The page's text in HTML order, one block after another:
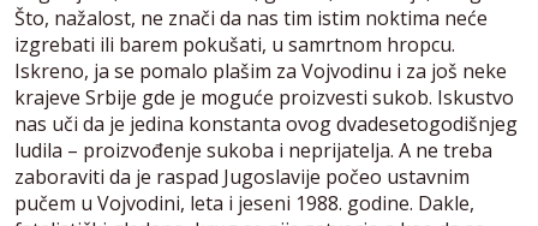
Što, nažalost, ne znači da nas tim istim noktima neće
izgrebati ili barem pokušati, u samrtnom hropcu.
Iskreno, ja se pomalo plašim za Vojvodinu i za još neke
krajeve Srbije gde je moguće proizvesti sukob. Iskustvo
nas uči da je jedina konstanta ovog dvadesetogodišnjeg
ludila – proizvođenje sukoba i neprijatelja. A ne treba
zaboraviti da je raspad Jugoslavije počeo ustavnim
pučem u Vojvodini, leta i jeseni 1988. godine. Dakle,